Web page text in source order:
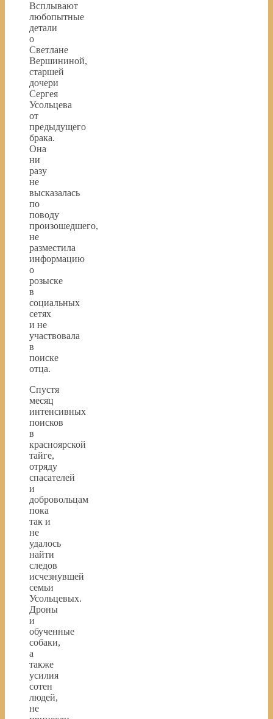
Всплывают
любопытные
детали
о
Светлане
Вершининой,
старшей
дочери
Сергея
Усольцева
от
предыдущего
брака.
Она
ни
разу
не
высказалась
по
поводу
произошедшего,
не
разместила
информацию
о
розыске
в
социальных
сетях
и не
участвовала
в
поиске
отца.
Спустя
месяц
интенсивных
поисков
в
красноярской
тайге,
отряду
спасателей
и
добровольцам
пока
так и
не
удалось
найти
следов
исчезнувшей
семьи
Усольцевых.
Дроны
и
обученные
собаки,
а
также
усилия
сотен
людей,
не